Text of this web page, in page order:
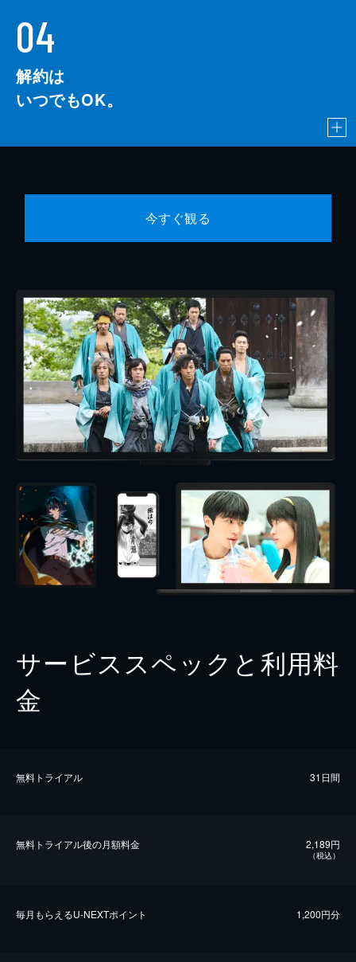
04
解約は
いつでもOK。
今すぐ観る
サービススペックと利用料
金
無料トライアル 31日間
無料トライアル後の⽉額料金 2,189円
（税込）
毎⽉もらえるU-NEXTポイント 1,200円分